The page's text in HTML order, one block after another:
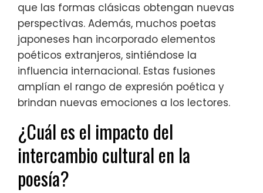
que las formas clásicas obtengan nuevas
perspectivas. Además, muchos poetas
japoneses han incorporado elementos
poéticos extranjeros, sintiéndose la
influencia internacional. Estas fusiones
amplían el rango de expresión poética y
brindan nuevas emociones a los lectores.
¿Cuál es el impacto del
intercambio cultural en la
poesía?